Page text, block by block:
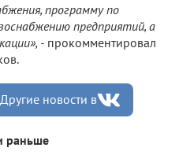
программу по
предприятий, а
- прокомментировал
Другие новости в
раньше